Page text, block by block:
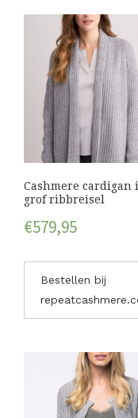
Cashmere cardigan
grof ribbreisel
€579,95
Bestellen bij